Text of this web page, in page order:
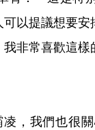
以提議想要
非常喜歡這
，我們也很